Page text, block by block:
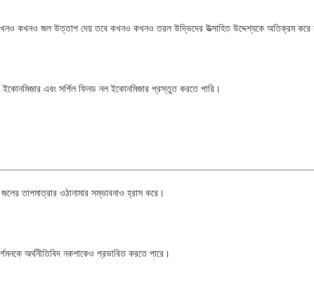
কখনও জল উত্তাপ দেয় তবে কখনও কখনও তরল উদ্ভিদের উত্সাহিত উদ্দেশ্যকে অতিক্রম করে
এবং সর্পিল ফিনড নল ইকোনমিজার প্রস্তুত করতে পারি।
তাপমাত্রার ওঠানামার সম্ভাবনাও হ্রাস করে।
অর্থনীতিবিদ নকশাকেও প্রভাবিত করতে পারে।